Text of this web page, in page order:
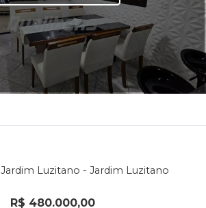
Jardim Luzitano - Jardim Luzitano
R$ 480.000,00